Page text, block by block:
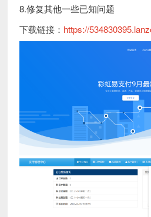
8.修复其他一些已知问题
下载链接： https://